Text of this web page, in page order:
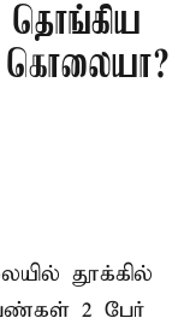
தொங்கிய
தூக்கில்
2 பேர்